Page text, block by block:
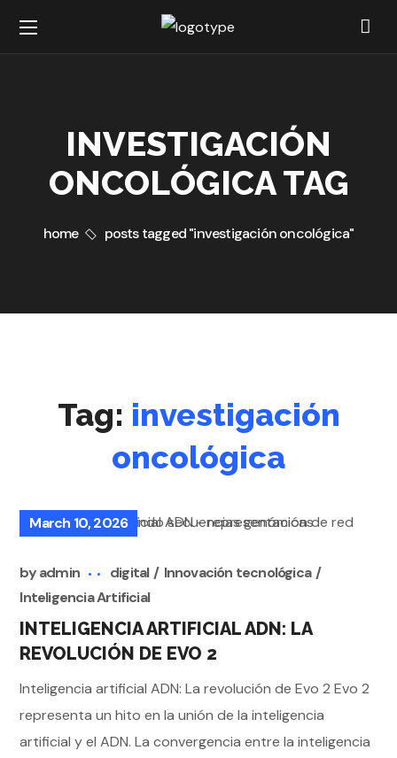
INVESTIGACIÓN
ONCOLÓGICA TAG
home posts tagged "investigación oncológica"
Tag: investigación
oncológica
March 10, 2026
byadmin digital
Innovación tecnológica
Inteligencia Artificial
INTELIGENCIA ARTIFICIAL ADN: LA
REVOLUCIÓN DE EVO 2
Inteligencia artificial ADN: La revolución de Evo 2 Evo 2
representa un hito en la unión de la inteligencia
artificial y el ADN. La convergencia entre la inteligencia